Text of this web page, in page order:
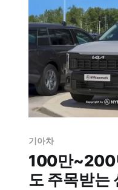
기아차
100만~200
도 주목받는